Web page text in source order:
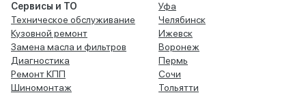
Сервисы и ТО
Техническое обслуживание
Кузовной ремонт
Замена масла и фильтров
Диагностика
Ремонт КПП
Шиномонтаж
Уфа
Челябинск
Ижевск
Воронеж
Пермь
Сочи
Тольятти